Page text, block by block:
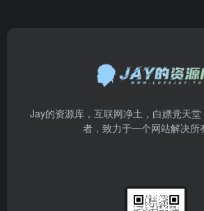
Jay的资源库，互联网净土，白嫖党天
者，致力于一个网站解决所